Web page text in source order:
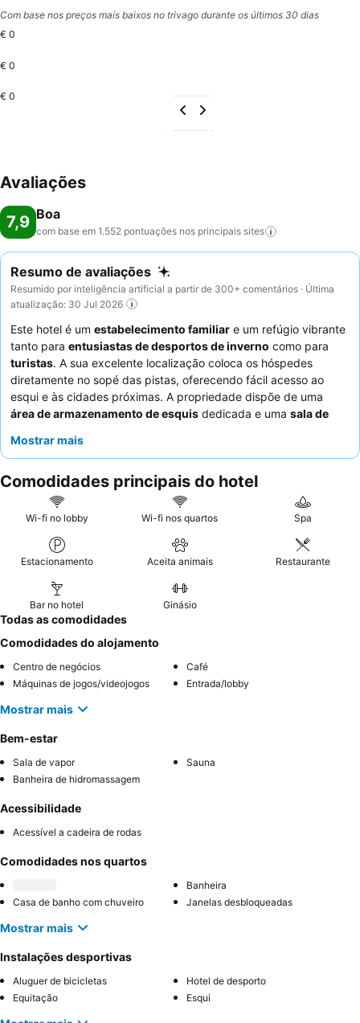
Com base nos preços mais baixos no trivago durante os últimos 30 dias
€ 0
€ 0
€ 0
Avaliações
7,9 Boa
com base em 1.552 pontuações nos principais sites
Resumo de avaliações
Resumido por inteligência artificial a partir de 300+ comentários · Última
atualização: 30 Jul 2026
Este hotel é um estabelecimento familiar e um refúgio vibrante
tanto para entusiastas de desportos de inverno como para
turistas. A sua excelente localização coloca os hóspedes
diretamente no sopé das pistas, oferecendo fácil acesso ao
esqui e às cidades próximas. A propriedade dispõe de uma
área de armazenamento de esquis dedicada e uma sala de
hóspedes mais jovens. Os hóspedes elogiam consistentemente
pequeno-almoço buffeté frequentemente destacado pela sua
qualidade completa e caseira. Para aqueles que procuram as
melhores vistas, recomenda-se solicitar um quarto num andar
Mostrar mais
Comodidades principais do hotel
Wi-fi no lobby Wi-fi nos quartos Spa
Estacionamento Aceita animais Restaurante
Bar no hotel Ginásio
Todas as comodidades
Comodidades do alojamento
Centro de negócios
Café
Máquinas de jogos/videojogos
Entrada/lobby
Mostrar mais
Bem-estar
Sala de vapor
Sauna
Banheira de hidromassagem
Acessibilidade
Acessível a cadeira de rodas
Comodidades nos quartos
Banheira
Casa de banho com chuveiro
Janelas desbloqueadas
Mostrar mais
Instalações desportivas
Aluguer de bicicletas
Hotel de desporto
Equitação
Esqui